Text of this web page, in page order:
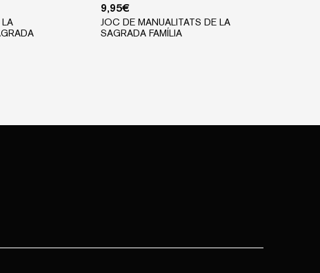
LA
9,95€
JOC DE MANUALITATS DE LA
SAGRADA FAMÍLIA